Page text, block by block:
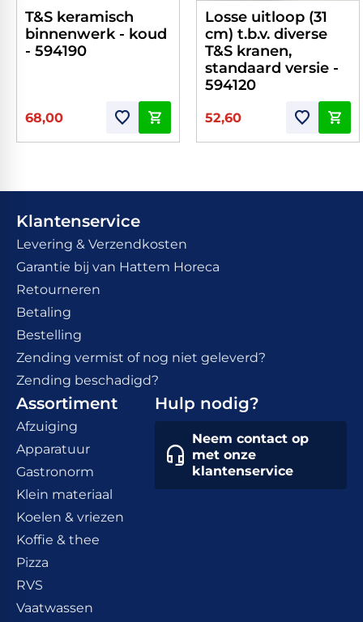
T&S keramisch
binnenwerk - koud
- 594190
68,00
Losse uitloop (31
cm) t.b.v. diverse
T&S kranen,
standaard versie -
594120
52,60
Klantenservice
Levering & Verzendkosten
Garantie bij van Hattem Horeca
Retourneren
Betaling
Bestelling
Zending vermist of nog niet geleverd?
Zending beschadigd?
Assortiment
Afzuiging
Apparatuur
Gastronorm
Klein materiaal
Koelen & vriezen
Koffie & thee
Pizza
RVS
Vaatwassen
Hulp nodig?
Neem contact op
met onze
klantenservice